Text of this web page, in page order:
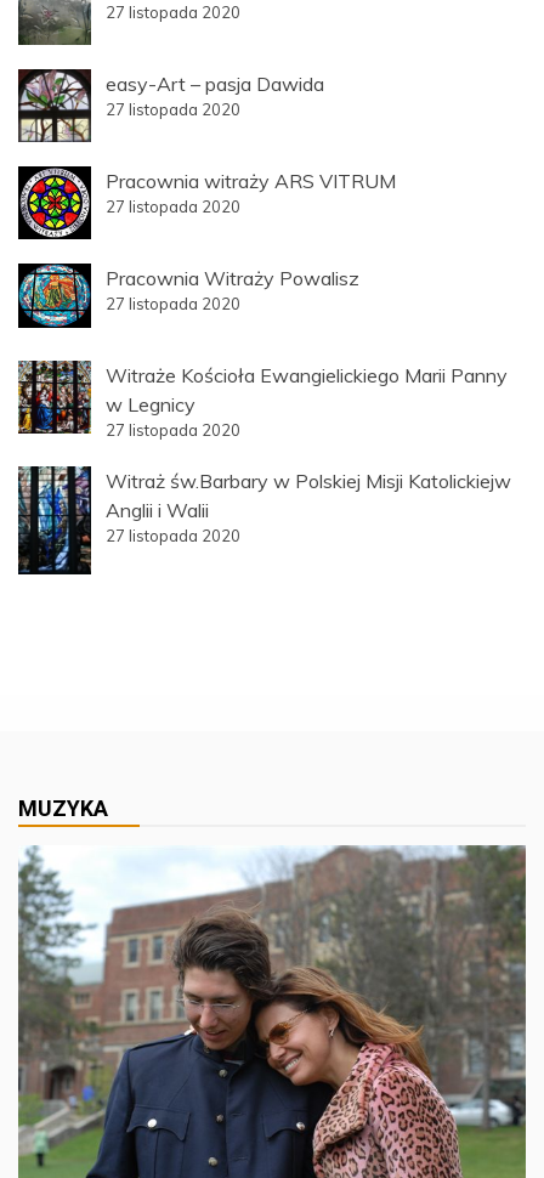
27 listopada 2020
easy-Art – pasja Dawida
27 listopada 2020
Pracownia witraży ARS VITRUM
27 listopada 2020
Pracownia Witraży Powalisz
27 listopada 2020
Witraże Kościoła Ewangielickiego Marii Panny
w Legnicy
27 listopada 2020
Witraż św.Barbary w Polskiej Misji Katolickiejw
Anglii i Walii
27 listopada 2020
MUZYKA